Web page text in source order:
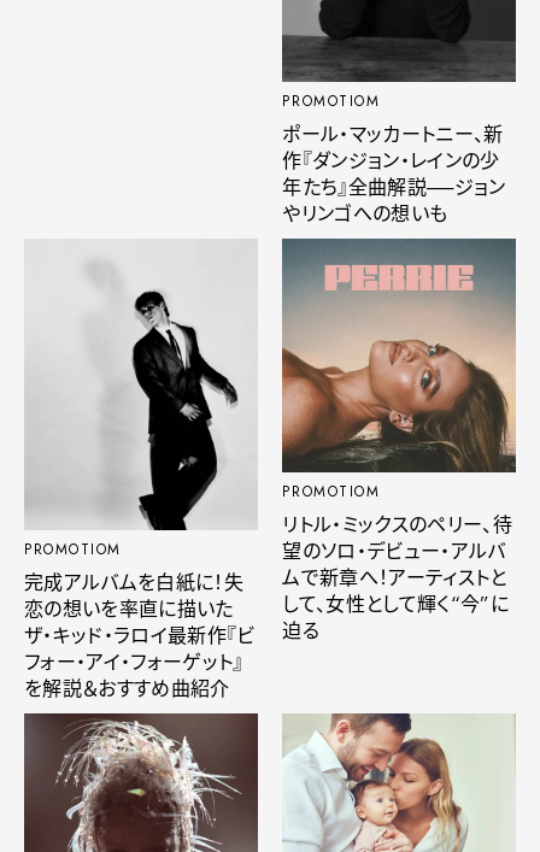
PROMOTIOM
ポール・マッカートニー、新
作『ダンジョン・レインの少
年たち』全曲解説──ジョン
やリンゴへの想いも
PROMOTIOM
完成アルバムを白紙に！失
恋の想いを率直に描いた
ザ・キッド・ラロイ最新作『ビ
フォー・アイ・フォーゲット』
を解説＆おすすめ曲紹介
PROMOTIOM
リトル・ミックスのペリー、待
望のソロ・デビュー・アルバ
ムで新章へ！アーティストと
して、女性として輝く“今”に
迫る